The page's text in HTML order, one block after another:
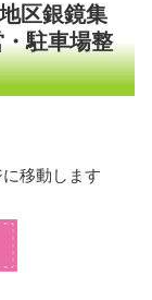
区銀鏡集
駐車場整
移動します